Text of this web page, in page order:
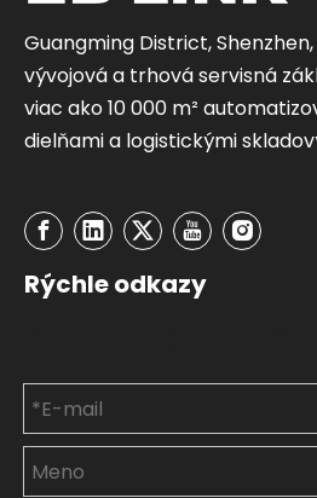
Guangming District,
vývojová a trhová servisná
viac ako 10 000 m²
dielňami a logistickými
Rýchle odkazy